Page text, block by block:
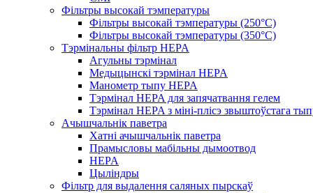
Фільтры высокай тэмпературы
Фільтры высокай тэмпературы (250°C)
Фільтры высокай тэмпературы (350°C)
Тэрмінальны фільтр HEPA
Агульны тэрмінал
Медыцынскі тэрмінал HEPA
Манометр тыпу HEPA
Тэрмінал HEPA для запячатвання гелем
Тэрмінал HEPA з міні-плісэ звыштоўстага
Ачышчальнік паветра
Хатні ачышчальнік паветра
Прамысловы мабільны дымоотвод
HEPA
Цыліндры
Фільтр для выдалення саляных пырскаў